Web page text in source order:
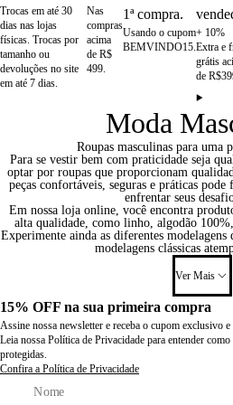
Trocas em até 30
dias nas lojas
físicas. Trocas por
tamanho ou
devoluções no site
em até 7 dias.
Nas
compras
acima
de R$
499.
1ª compra.
Usando o cupom
BEMVINDO15.
+ 10%
Extra e
grátis
de
Moda
Roupas masculinas para uma
Para se vestir bem com praticidade seja
optar por roupas que proporcionam
peças confortáveis, seguras e práticas
enfrentar seus
Em nossa loja online, você encontra
alta qualidade, como linho, algodão
Experimente ainda as diferentes
modelagens clássicas
Ver Mais
15% OFF na sua primeira compra
Assine nossa newsletter e receba o cupom exclusivo
Leia nossa Política de Privacidade para entender
protegidas.
Confira a Política de Privacidade